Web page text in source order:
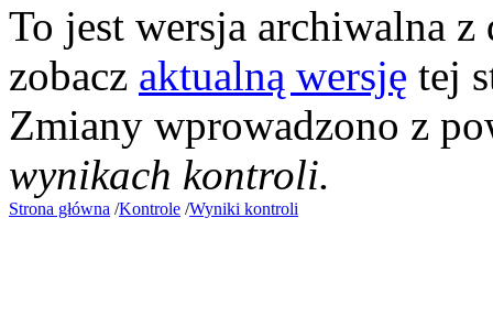
To jest wersja archiwalna
zobacz aktualną wersję tej
Zmiany wprowadzono z
wynikach kontroli.
Strona główna /Kontrole /Wyniki kontroli